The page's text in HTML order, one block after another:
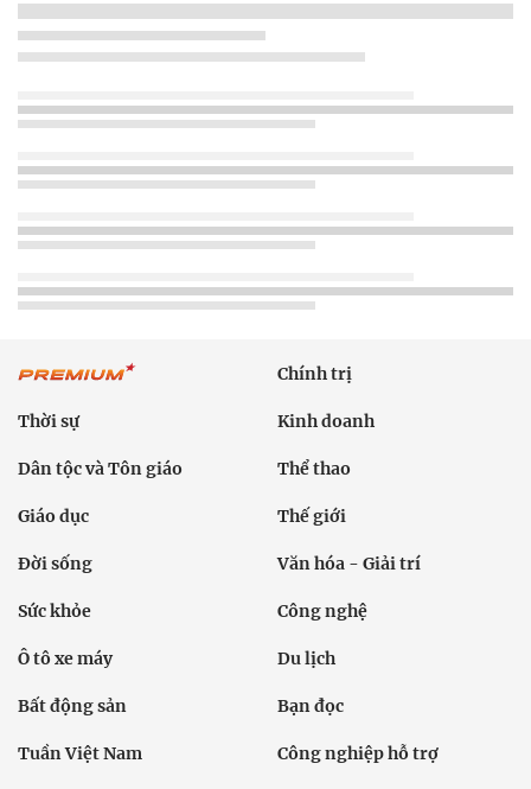
Chính trị
Thời sự Kinh doanh
Dân tộc và Tôn giáo Thể thao
Giáo dục Thế giới
Đời sống Văn hóa - Giải trí
Sức khỏe Công nghệ
Ô tô xe máy Du lịch
Bất động sản Bạn đọc
Tuần Việt Nam Công nghiệp hỗ trợ